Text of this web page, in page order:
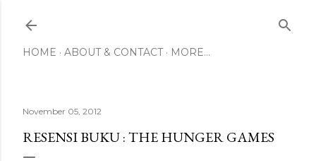
HOME ABOUT & CONTACT MORE…
November 05, 2012
RESENSI BUKU : THE HUNGER GAMES